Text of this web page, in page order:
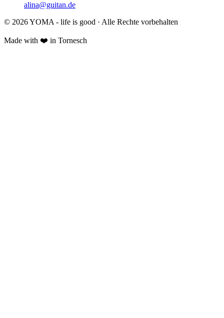
alina@guitan.de
© 2026 YOMA - life is good · Alle Rechte vorbehalten
Made with ❤️ in Tornesch